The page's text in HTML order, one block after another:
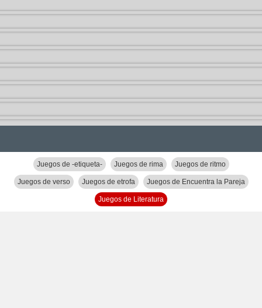
Juegos de -etiqueta- Juegos de rima Juegos de ritmo
Juegos de verso Juegos de etrofa Juegos de Encuentra la Pareja
Juegos de Literatura